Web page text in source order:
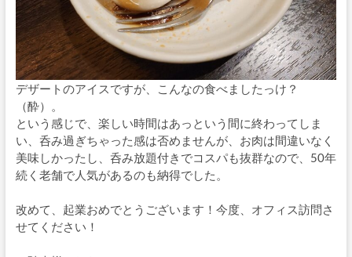
デザートのアイスですが、こんなの食べましたっけ？
（酔）。
という感じで、楽しい時間はあっという間に終わってしま
い、呑み過ぎちゃった感は否めませんが、お肉は間違いなく
美味しかったし、呑み放題付きでコスパも抜群なので、50年
続く老舗で人気があるのも納得でした。
改めて、起業おめでとうございます！今度、オフィス訪問さ
せてください！